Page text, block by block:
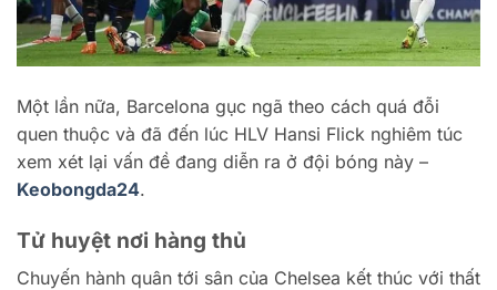
Một lần nữa, Barcelona gục ngã theo cách quá đỗi
quen thuộc và đã đến lúc HLV Hansi Flick nghiêm túc
xem xét lại vấn đề đang diễn ra ở đội bóng này –
Keobongda24.
Tử huyệt nơi hàng thủ
Chuyến hành quân tới sân của Chelsea kết thúc với thất